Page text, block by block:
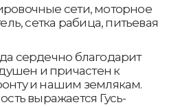
сети, моторное
сетка рабица, питьевая
сердечно благодарит
и причастен к
и нашим землякам.
выражается Гусь-